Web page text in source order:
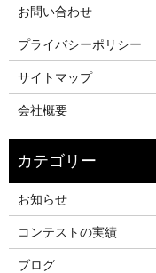
お問い合わせ
プライバシーポリシー
サイトマップ
会社概要
お知らせ
コンテストの実績
ブログ